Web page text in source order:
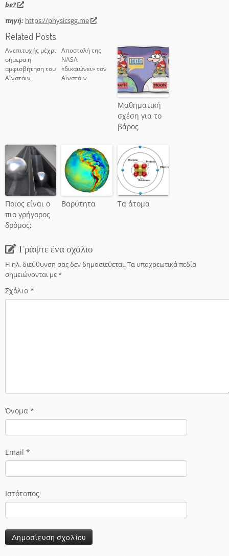
be?
πηγή: https://physicsgg.me
Related Posts
Ανεπιτυχής μέχρι
σήμερα η
αμφισβήτηση του
Αϊνστάιν
Αποστολή της
NASA
«δικαιώνει» τον
Αϊνστάιν
Μαθηματική
σχέση για το
βάρος
Ποιος είναι ο
πιο γρήγορος
δρόμος;
Βαρύτητα Τα άτομα
Γράψτε ένα σχόλιο
Η ηλ. διεύθυνση σας δεν δημοσιεύεται.Τα υποχρεωτικά πεδία
σημειώνονται με*
Σχόλιο *
Όνομα *
Email *
Ιστότοπος